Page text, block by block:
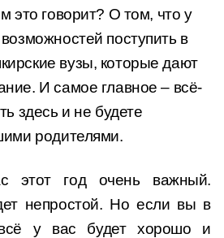
это говорит? О том, что у
поступить в
вузы, которые дают
И самое главное – всё-
здесь и не будете
родителями.
этот год очень важный.
непростой. Но если вы в
у вас будет хорошо и